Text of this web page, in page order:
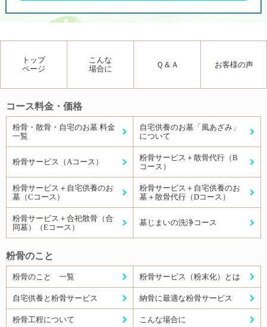
トップ
ページ
こんな
場合に
Ｑ＆Ａ お客様の声
コース料金・価格
粉骨・散骨・自宅のお墓 料金
一覧
自宅供養のお墓「風あざみ」
について
粉骨サービス（Aコース）
粉骨サービス＋散骨代行（B
コース）
粉骨サービス＋自宅供養のお
墓（Cコース）
粉骨サービス＋自宅供養のお
墓＋散骨代行（Dコース）
粉骨サービス＋合祀散骨（合
同墓）（Eコース）
墓じまいの洗浄コース
粉骨のこと
粉骨のこと 一覧 粉骨サービス（粉末化）とは
自宅供養と粉骨サービス 納骨に最適な粉骨サービス
粉骨工程について こんな場合に